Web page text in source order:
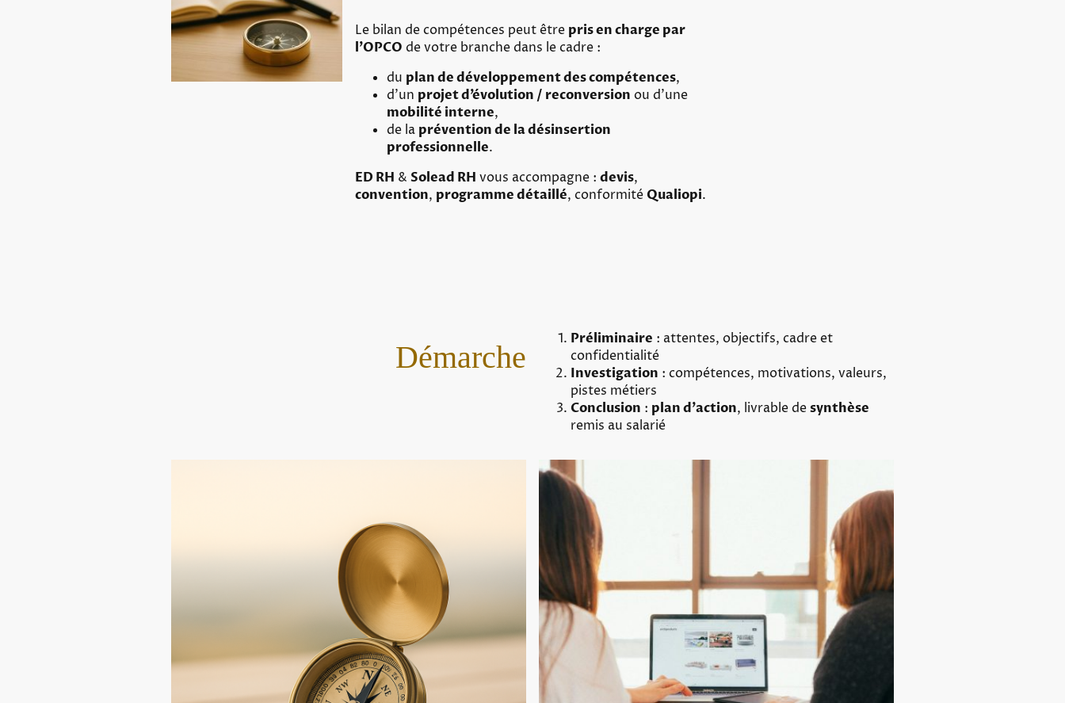
Le bilan de compétences peut être pris en charge par
l’OPCO de votre branche dans le cadre :
du plan de développement des compétences,
d’un projet d’évolution / reconversion ou d’une
mobilité interne,
de la prévention de la désinsertion
professionnelle.
ED RH & Solead RH vous accompagne : devis,
convention, programme détaillé, conformité Qualiopi.
Démarche
Préliminaire : attentes, objectifs, cadre et
confidentialité
Investigation : compétences, motivations, valeurs,
pistes métiers
Conclusion : plan d’action, livrable desynthèse
remis au salarié